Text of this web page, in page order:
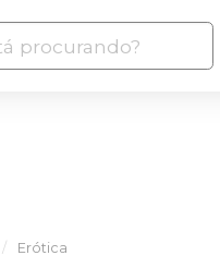
Erótica